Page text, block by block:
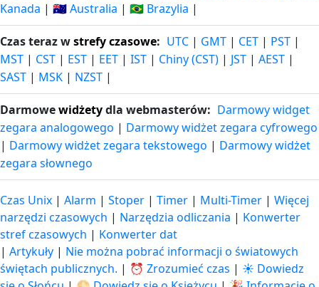
Kanada | 🇦🇺 Australia | 🇧🇷 Brazylia |
Czas teraz wstrefy czasowe: UTC | GMT | CET | PST |
MST | CST | EST | EET | IST | Chiny (CST) | JST | AEST |
SAST | MSK | NZST |
Darmowewidżetydla webmasterów: Darmowy widget
zegara analogowego | Darmowy widżet zegara cyfrowego
| Darmowy widżet zegara tekstowego | Darmowy widżet
zegara słownego
Czas Unix | Alarm | Stoper | Timer | Multi-Timer | Więcej
narzędzi czasowych | Narzędzia odliczania | Konwerter
stref czasowych | Konwerter dat
| Artykuły | Nie można pobrać informacji o światowych
świętach publicznych. | ⏰ Zrozumieć czas | ☀️ Dowiedz